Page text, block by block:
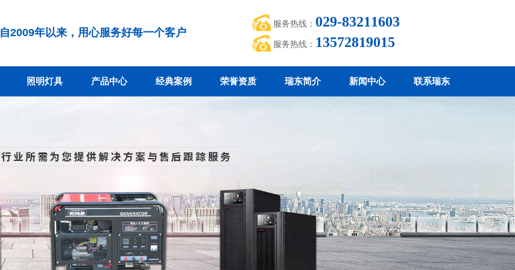
自2009年以来，用心服务好每一个客户
服务热线： 029-83211603
服务热线： 13572819015
照明灯具 产品中心 经典案例 荣誉资质 瑞东简介 新闻中心 联系瑞东